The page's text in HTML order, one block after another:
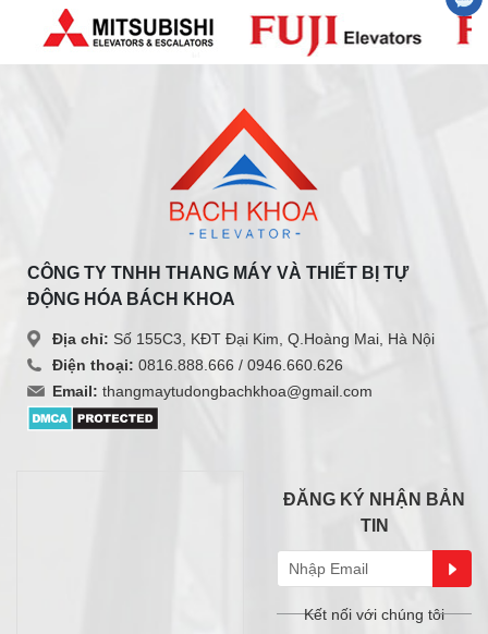
CÔNG TY TNHH THANG MÁY VÀ THIẾT BỊ TỰ
ĐỘNG HÓA BÁCH KHOA
Địa chỉ: Số 155C3, KĐT Đại Kim, Q.Hoàng Mai, Hà Nội
Điện thoại: 0816.888.666 / 0946.660.626
Email: thangmaytudongbachkhoa@gmail.com
ĐĂNG KÝ NHẬN BẢN
TIN
Kết nối với chúng tôi